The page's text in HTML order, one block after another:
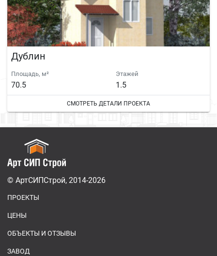
Дублин
Площадь, м²
70.5
Этажей
1.5
СМОТРЕТЬ ДЕТАЛИ ПРОЕКТА
© АртСИПСтрой, 2014-2026
ПРОЕКТЫ
ЦЕНЫ
ОБЪЕКТЫ И ОТЗЫВЫ
ЗАВОД